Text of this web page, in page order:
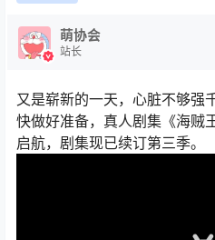
萌协会
站长
又是崭新的一天，心脏不够强
快做好准备，真人剧集《海贼
启航，剧集现已续订第三季。